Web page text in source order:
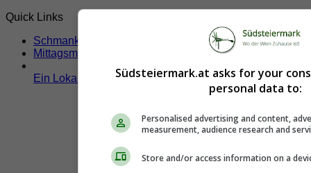
Quick Links
Schmankerltage
Mittagsmenü
Ein Lokal hier eintragen!Südsteiermark.at asks for your
personal data to:
Personalised advertising and content,
measurement, audience research and
Store and/or access information on a